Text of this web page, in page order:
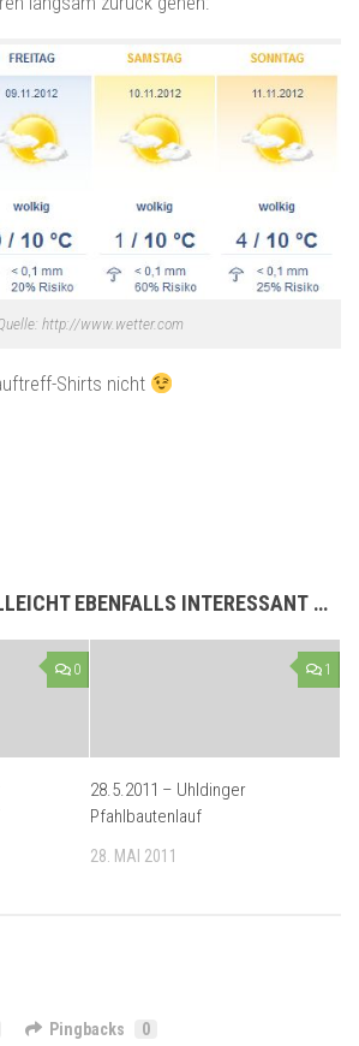
http://www.wetter.com
Shirts nicht
EBENFALLS INTERESSANT …
0 1
28.5.2011 – Uhldinger
Pfahlbautenlauf
28. MAI 2011
Pingbacks 0